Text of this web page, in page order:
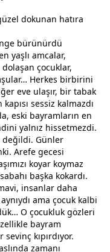
dokunan hatıra
bürünürdü
yaşlı amcalar,
çocuklar,
Herkes birbirini
eve ulaşır, bir tabak
sessiz kalmazdı
eski bayramların en
yalnız hissetmezdi.
Günler
Arefe gecesi
koyar koymaz
sabahı başka kokardı.
, insanlar daha
ama çocuk kalbi
O çocukluk gözleri
bayram
kıpırdıyor.
zamanı